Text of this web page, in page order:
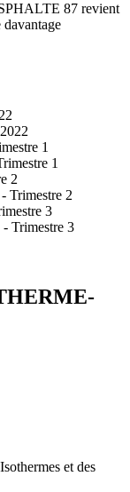
87 revient
1
1
2
Trimestre 2
3
- Trimestre 3
et des